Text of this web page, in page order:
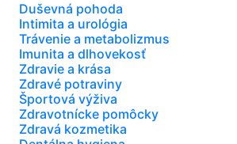
Duševná pohoda
Intimita a urológia
Trávenie a metabolizmus
Imunita a dlhovekosť
Zdravie a krása
Zdravé potraviny
Športová výživa
Zdravotnícke pomôcky
Zdravá kozmetika